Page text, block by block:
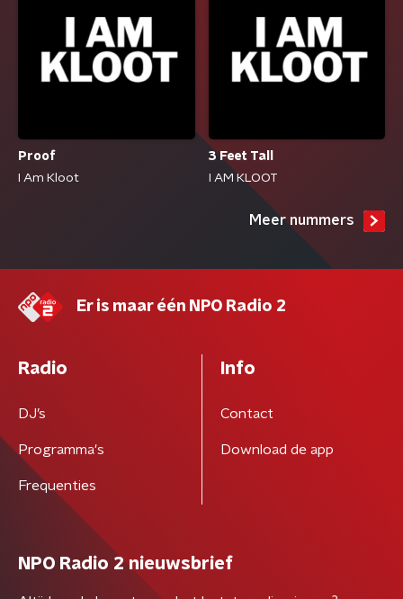
Proof
I Am Kloot
3 Feet Tall
I AM KLOOT
Meer nummers
Er is maar één NPO Radio 2
Radio
DJ’s
Programma's
Frequenties
Info
Contact
Download de app
NPO Radio 2 nieuwsbrief